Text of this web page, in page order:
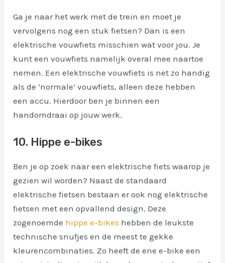
Ga je naar het werk met de trein en moet je
vervolgens nog een stuk fietsen? Dan is een
elektrische vouwfiets misschien wat voor jou. Je
kunt een vouwfiets namelijk overal mee naartoe
nemen. Een elektrische vouwfiets is net zo handig
als de ‘normale’ vouwfiets, alleen deze hebben
een accu. Hierdoor ben je binnen een
handomdraai op jouw werk.
10. Hippe e-bikes
Ben je op zoek naar een elektrische fiets waarop je
gezien wil worden? Naast de standaard
elektrische fietsen bestaan er ook nog elektrische
fietsen met een opvallend design. Deze
zogenoemde hippe e-bikes hebben de leukste
technische snufjes en de meest te gekke
kleurencombinaties. Zo heeft de ene e-bike een